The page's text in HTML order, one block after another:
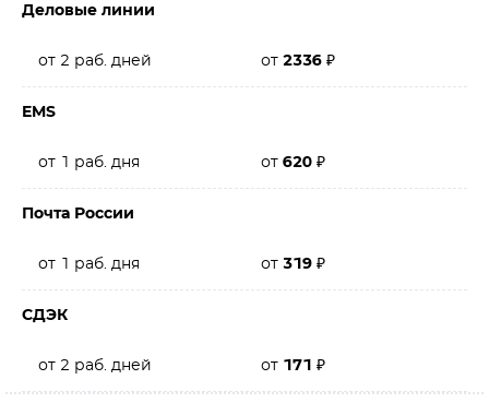
Деловые линии
от 2 раб. дней от 2336 ₽
EMS
от 1 раб. дня от 620 ₽
Почта России
от 1 раб. дня от 319 ₽
СДЭК
от 2 раб. дней от 171 ₽